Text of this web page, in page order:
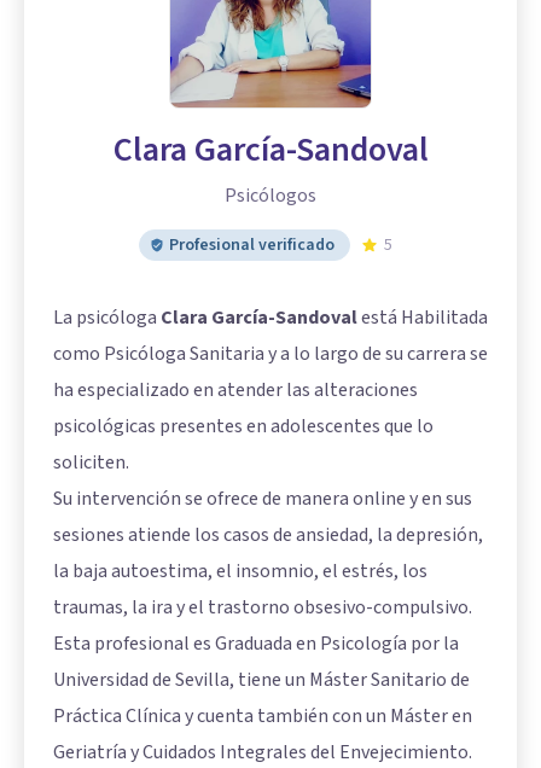
Clara García-Sandoval
Psicólogos
Profesional verificado 5
La psicóloga Clara García-Sandovalestá Habilitada
como Psicóloga Sanitaria y a lo largo de su carrera se
ha especializado en atender las alteraciones
psicológicas presentes en adolescentes que lo
soliciten.
Su intervención se ofrece de manera online y en sus
sesiones atiende los casos de ansiedad, la depresión,
la baja autoestima, el insomnio, el estrés, los
traumas, la ira y el trastorno obsesivo-compulsivo.
Esta profesional es Graduada en Psicología por la
Universidad de Sevilla, tiene un Máster Sanitario de
Práctica Clínica y cuenta también con un Máster en
Geriatría y Cuidados Integrales del Envejecimiento.